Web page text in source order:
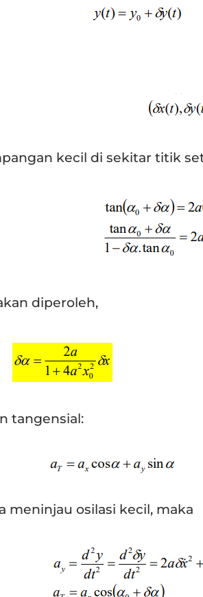
kecil di sekitar titik
diperoleh,
tangensial:
meninjau osilasi kecil, maka